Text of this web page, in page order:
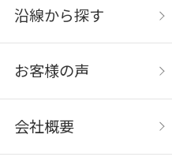
沿線から探す
お客様の声
会社概要